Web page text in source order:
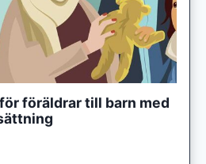
föräldrar till barn med